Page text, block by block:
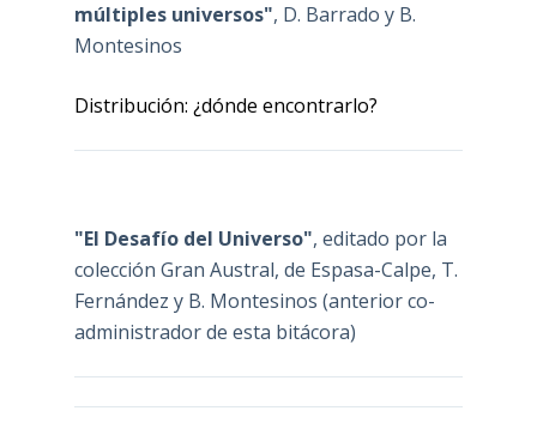
múltiples universos", D. Barrado y B.
Montesinos
Distribución: ¿dónde encontrarlo?
"El Desafío del Universo", editado por la
colección Gran Austral, de Espasa-Calpe, T.
Fernández y B. Montesinos (anterior co-
administrador de esta bitácora)